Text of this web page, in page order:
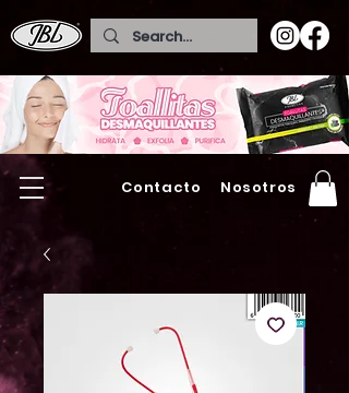
Contacto Nosotros